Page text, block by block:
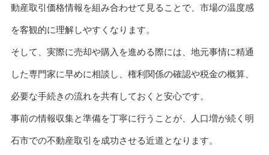
動産取引価格情報を組み合わせて見ることで、市場の温度感
を客観的に理解しやすくなります。
そして、実際に売却や購入を進める際には、地元事情に精通
した専門家に早めに相談し、権利関係の確認や税金の概算、
必要な手続きの流れを共有しておくと安心です。
事前の情報収集と準備を丁寧に行うことが、人口増が続く明
石市での不動産取引を成功させる近道となります。